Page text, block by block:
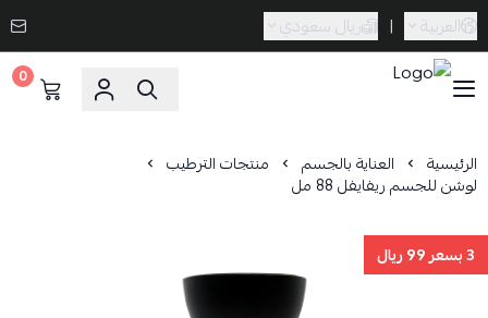
العربية | ريال سعودي
0
الرئيسية العناية بالجسم منتجات الترطيب
لوشن للجسم ريفايفل 88 مل
3 بسعر 99 ريال